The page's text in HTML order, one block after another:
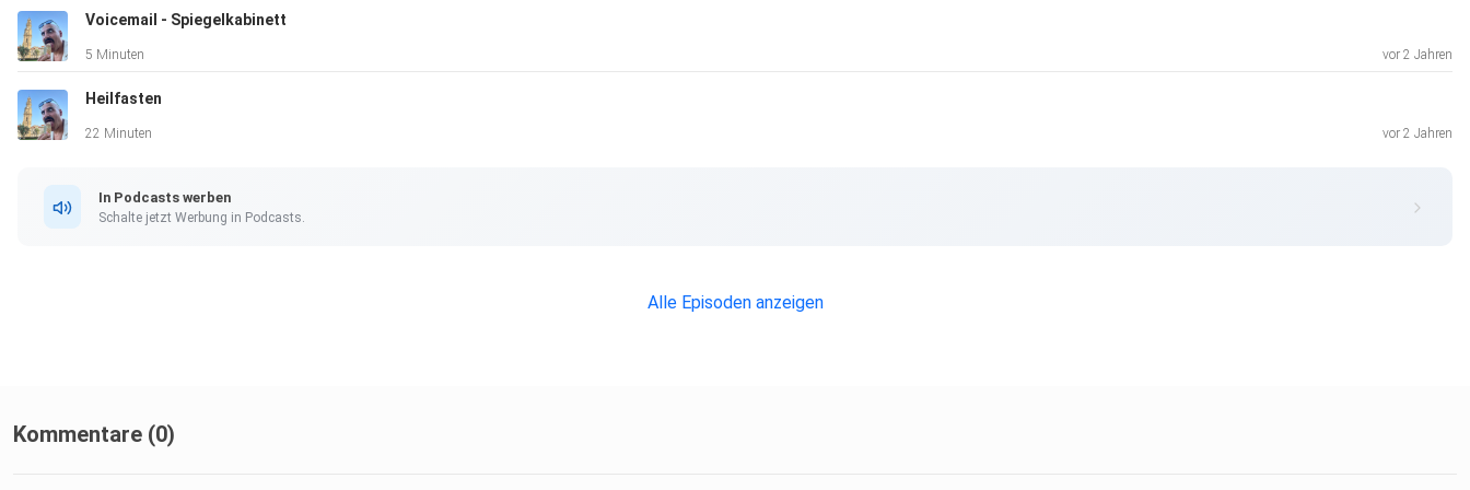
Folge mir auf Social Media, um keine Updates zu verpassen:
Voicemail - Spiegelkabinett
5 Minuten vor 2 Jahren
Heilfasten
22 Minuten vor 2 Jahren
In Podcasts werben
Schalte jetzt Werbung in Podcasts.
Alle Episoden anzeigen
Kommentare (0)